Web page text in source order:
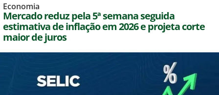
Economia
Mercado reduz pela 5ª semana seguida
estimativa de inflação em 2026 e projeta corte
maior de juros